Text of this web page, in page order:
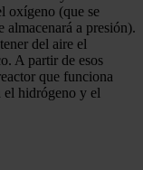
oxígeno (que se
almacenará a presión).
del aire el
A partir de esos
que funciona
el hidrógeno y el